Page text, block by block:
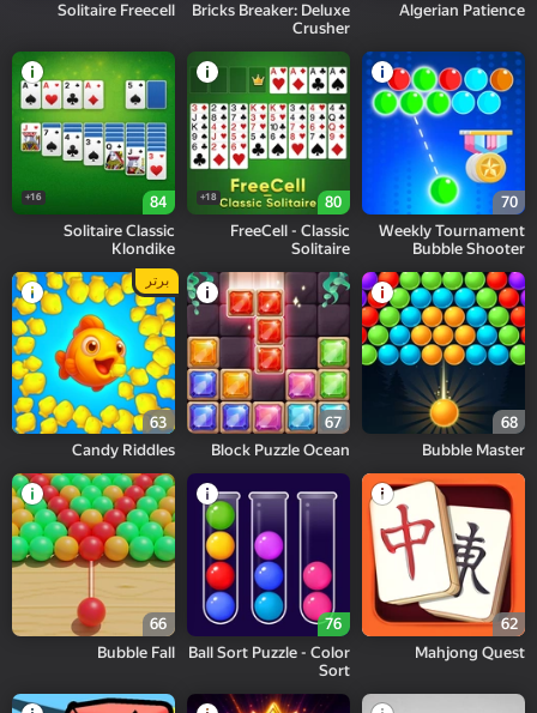
Algerian Patience
Bricks Breaker: Deluxe
Crusher
Solitaire Freecell
70
Weekly Tournament
Bubble Shooter
80
18+
FreeCell - Classic
Solitaire
84
16+
Solitaire Classic
Klondike
68
Bubble Master
67
Block Puzzle Ocean
63
برتر
Candy Riddles
62
Mahjong Quest
76
Ball Sort Puzzle - Color
Sort
66
Bubble Fall